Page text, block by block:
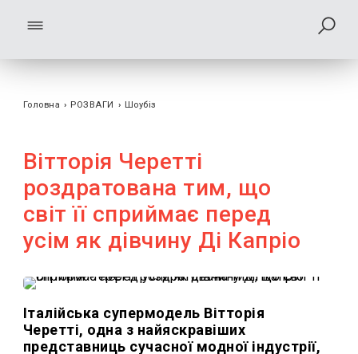
Головна › РОЗВАГИ › Шоубiз
Вітторія Черетті
роздратована тим, що
світ її сприймає перед
усім як дівчину Ді Капріо
Італійська супермодель Вітторія
Черетті, одна з найяскравіших
представниць сучасної модної індустрії,